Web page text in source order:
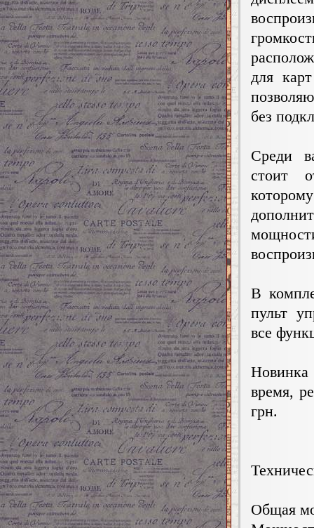
для
без
Среди
стоит
В
пульт
все
Новинка
время,
грн.
Общая